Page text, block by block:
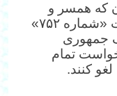
که همسر و
فرزندش مسافر پرواز بی‌بازگشت «شماره ۷۵۲»
جمهوری
خواست تمام
کنند.